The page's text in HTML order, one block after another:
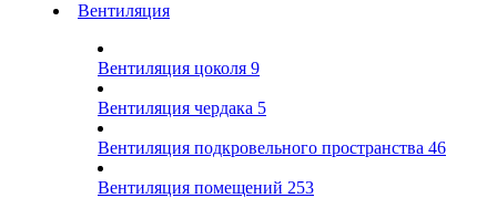
Вентиляция
Вентиляция цоколя 9
Вентиляция чердака 5
Вентиляция подкровельного пространства 46
Вентиляция помещений 253